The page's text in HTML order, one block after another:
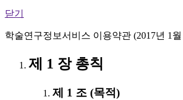
닫기
학술연구정보서비스 이용약관 (2017년 1
제 1 장 총칙
제 1 조 (목적)